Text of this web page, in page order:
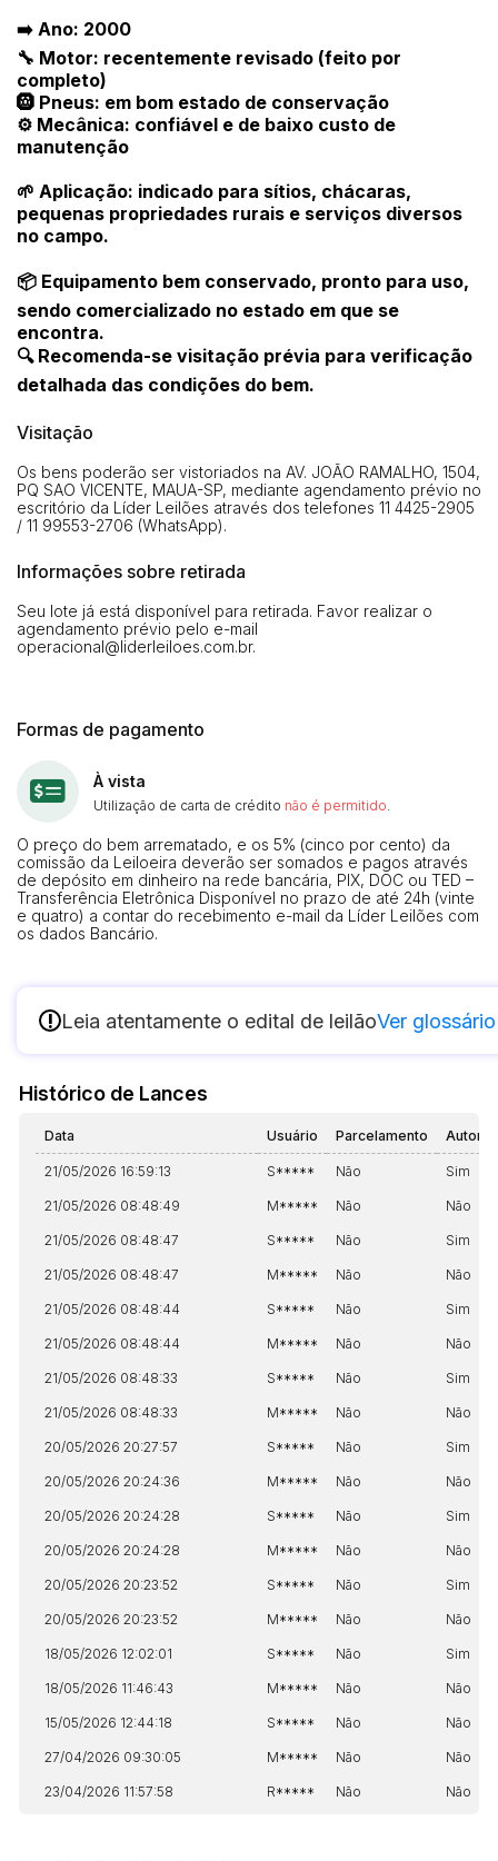
➡️ Ano: 2000
🔧 Motor: recentemente revisado (feito por
completo)
🛞 Pneus: em bom estado de conservação
⚙️ Mecânica: confiável e de baixo custo de
manutenção
🌱 Aplicação: indicado para sítios, chácaras,
pequenas propriedades rurais e serviços diversos
no campo.
📦 Equipamento bem conservado, pronto para uso,
sendo comercializado no estado em que se
encontra.
🔍 Recomenda-se visitação prévia para verificação
detalhada das condições do bem.
Visitação
Os bens poderão ser vistoriados na AV. JOÃO RAMALHO, 1504,
PQ SAO VICENTE, MAUA-SP, mediante agendamento prévio no
escritório da Líder Leilões através dos telefones 11 4425-2905
/ 11 99553-2706 (WhatsApp).
Informações sobre retirada
Seu lote já está disponível para retirada. Favor realizar o
agendamento prévio pelo e-mail
operacional@liderleiloes.com.br.
Formas de pagamento
À vista
Utilização de carta de crédito não é permitido
O preço do bem arrematado, e os 5% (cinco por cento) da
comissão da Leiloeira deverão ser somados e pagos através
de depósito em dinheiro na rede bancária, PIX, DOC ou TED –
Transferência Eletrônica Disponível no prazo de até 24h (vinte
e quatro) a contar do recebimento e-mail da Líder Leilões com
os dados Bancário.
! Leia atentamente o edital de leilãoVer
Histórico de Lances
Data Usuário Parcelamento
21/05/2026 16:59:13 S***** Não Sim
21/05/2026 08:48:49 M***** Não Não
21/05/2026 08:48:47 S***** Não Sim
21/05/2026 08:48:47 M***** Não Não
21/05/2026 08:48:44 S***** Não Sim
21/05/2026 08:48:44 M***** Não Não
21/05/2026 08:48:33 S***** Não Sim
21/05/2026 08:48:33 M***** Não Não
20/05/2026 20:27:57 S***** Não Sim
20/05/2026 20:24:36 M***** Não Não
20/05/2026 20:24:28 S***** Não Sim
20/05/2026 20:24:28 M***** Não Não
20/05/2026 20:23:52 S***** Não Sim
20/05/2026 20:23:52 M***** Não Não
18/05/2026 12:02:01 S***** Não Sim
18/05/2026 11:46:43 M***** Não Não
15/05/2026 12:44:18 S***** Não Não
27/04/2026 09:30:05 M***** Não Não
23/04/2026 11:57:58 R***** Não Não
Envie sua Proposta
(Art. 895, CPC)
Histórico de Propostas
Data Usuário Valor
14/04/2025 18:43:11 TIAGOFELIPE R$ 1,00
14/04/2025 18:43:11 TIAGOFELIPE
Clique aqui para fazer login
propostas